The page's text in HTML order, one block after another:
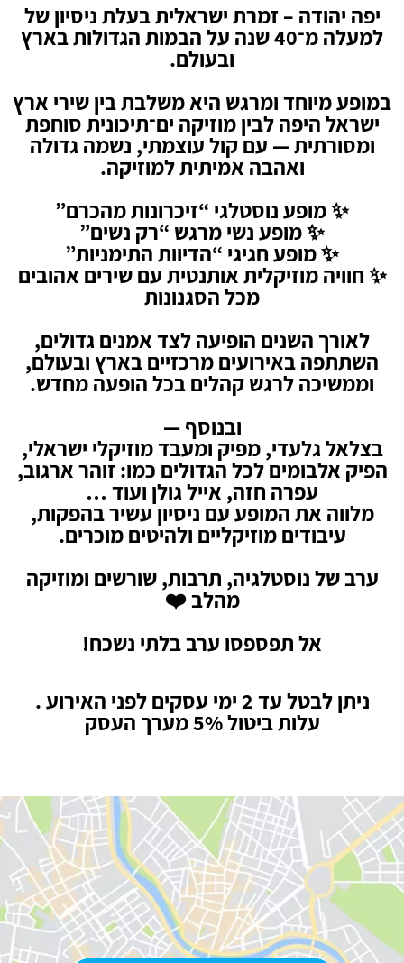
יפה יהודה – זמרת ישראלית בעלת ניסיון של
למעלה מ־40 שנה על הבמות הגדולות בארץ
ובעולם.
במופע מיוחד ומרגש היא משלבת בין שירי ארץ
ישראל היפה לבין מוזיקה ים־תיכונית סוחפת
ומסורתית — עם קול עוצמתי, נשמה גדולה
ואהבה אמיתית למוזיקה.
✨ מופע נוסטלגי “זיכרונות מהכרם”
✨ מופע נשי מרגש “רק נשים”
✨ מופע חגיגי “הדיוות התימניות”
✨ חוויה מוזיקלית אותנטית עם שירים אהובים
מכל הסגנונות
לאורך השנים הופיעה לצד אמנים גדולים,
השתתפה באירועים מרכזיים בארץ ובעולם,
וממשיכה לרגש קהלים בכל הופעה מחדש.
ובנוסף —
בצלאל גלעדי, מפיק ומעבד מוזיקלי ישראלי,
הפיק אלבומים לכל הגדולים כמו: זוהר ארגוב,
עפרה חזה, אייל גולן ועוד …
מלווה את המופע עם ניסיון עשיר בהפקות,
עיבודים מוזיקליים ולהיטים מוכרים.
ערב של נוסטלגיה, תרבות, שורשים ומוזיקה
מהלב ❤️
אל תפספסו ערב בלתי נשכח!
ניתן לבטל עד 2 ימי עסקים לפני האירוע .
עלות ביטול 5% מערך העסק